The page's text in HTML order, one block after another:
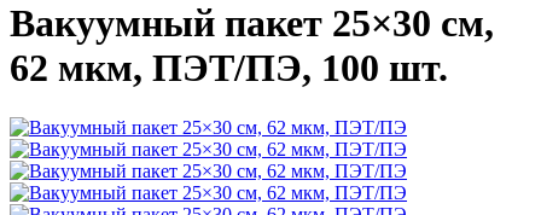
Вакуумный пакет 25×30 см,
62 мкм, ПЭТ/ПЭ, 100 шт.